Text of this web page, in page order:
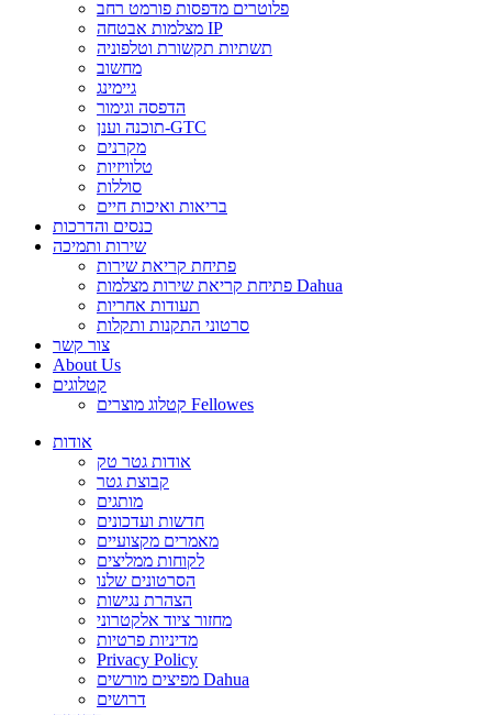
פלוטרים מדפסות פורמט רחב
מצלמות אבטחה IP
תשתיות תקשורת וטלפוניה
מחשוב
גיימינג
הדפסה וגימור
תוכנה וענן-GTC
מקרנים
טלוויזיות
סוללות
בריאות ואיכות חיים
כנסים והדרכות
שירות ותמיכה
פתיחת קריאת שירות
פתיחת קריאת שירות מצלמות Dahua
תעודות אחריות
סרטוני התקנות ותקלות
צור קשר
About Us
קטלוגים
קטלוג מוצרים Fellowes
אודות
אודות גטר טק
קבוצת גטר
מותגים
חדשות ועדכונים
מאמרים מקצועיים
לקוחות ממליצים
הסרטונים שלנו
הצהרת נגישות
מחזור ציוד אלקטרוני
מדיניות פרטיות
Privacy Policy
מפיצים מורשים Dahua
דרושים